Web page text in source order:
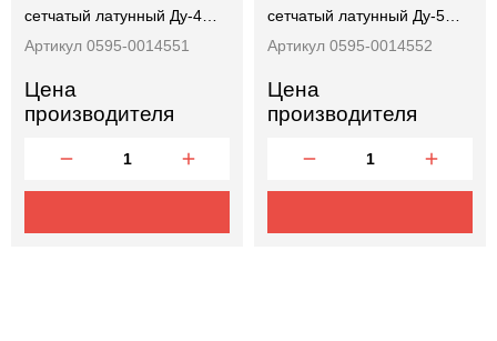
сетчатый латунный Ду-4…
Артикул 0595-0014551
Цена
производителя
сетчатый латунный Ду-5…
Артикул 0595-0014552
Цена
производителя